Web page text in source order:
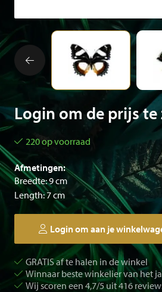
Login om de prijs te
220 op voorraad
Afmetingen:
Breedte: 9 cm
Length: 7 cm
Login om aan je
GRATIS af te halen in de winkel
Winnaar beste winkelier van het
Wij scoren een 4,7/5 uit 416